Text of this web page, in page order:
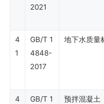
2021
4
1
GB/T 1
4848-
2017
地下水质量
4
GB/T 1
预拌混凝土